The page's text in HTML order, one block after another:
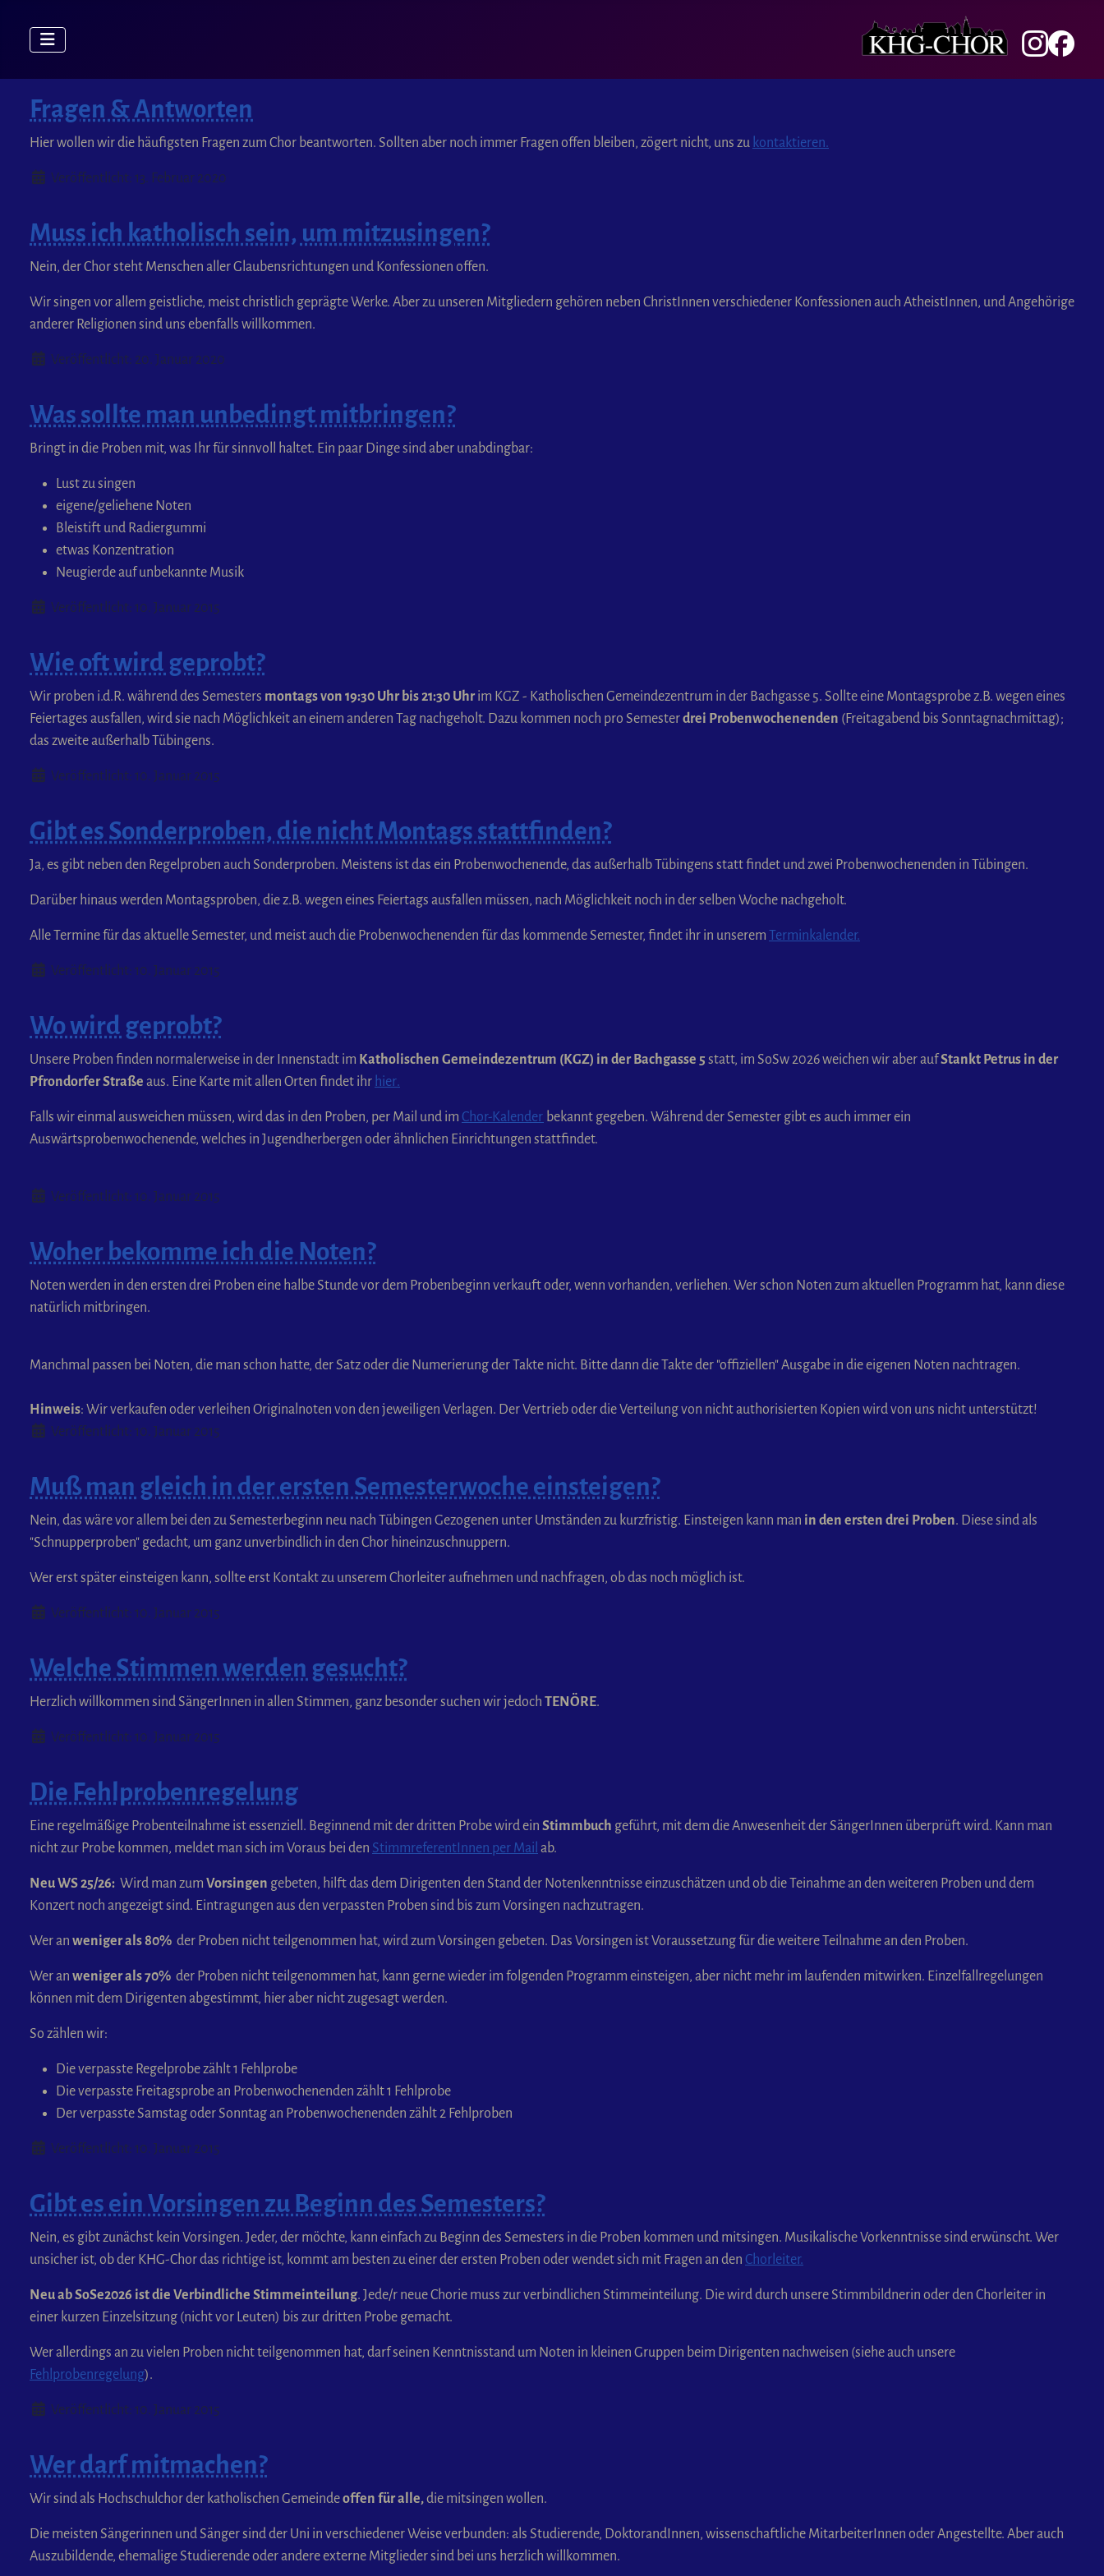
Fragen & Antworten
Hier wollen wir die häufigsten Fragen zum Chor beantworten. Sollten aber noch immer Fragen offen bleiben, zögert nicht, uns zu kontaktieren.
DetailsVeröffentlicht: 13. Februar 2020
Muss ich katholisch sein, um mitzusingen?
Nein, der Chor steht Menschen aller Glaubensrichtungen und Konfessionen offen.
Wir singen vor allem geistliche, meist christlich geprägte Werke. Aber zu unseren Mitgliedern gehören neben ChristInnen verschiedener Konfessionen auch AtheistInnen, und Angehörige
anderer Religionen sind uns ebenfalls willkommen.
DetailsVeröffentlicht: 20. Januar 2020
Was sollte man unbedingt mitbringen?
Bringt in die Proben mit, was Ihr für sinnvoll haltet. Ein paar Dinge sind aber unabdingbar:
Lust zu singen
eigene/geliehene Noten
Bleistift und Radiergummi
etwas Konzentration
Neugierde auf unbekannte Musik
DetailsVeröffentlicht: 10. Januar 2015
Wie oft wird geprobt?
Wir proben i.d.R. während des Semesters montags von 19:30 Uhr bis 21:30 Uhrim KGZ - Katholischen Gemeindezentrum in der Bachgasse 5. Sollte eine Montagsprobe z.B. wegen eines
Feiertages ausfallen, wird sie nach Möglichkeit an einem anderen Tag nachgeholt. Dazu kommen noch pro Semesterdrei Probenwochenenden (Freitagabend bis Sonntagnachmittag);
das zweite außerhalb Tübingens.
DetailsVeröffentlicht: 10. Januar 2015
Gibt es Sonderproben, die nicht Montags stattfinden?
Ja, es gibt neben den Regelproben auch Sonderproben. Meistens ist das ein Probenwochenende, das außerhalb Tübingens statt findet und zwei Probenwochenenden in Tübingen.
Darüber hinaus werden Montagsproben, die z.B. wegen eines Feiertags ausfallen müssen, nach Möglichkeit noch in der selben Woche nachgeholt.
Alle Termine für das aktuelle Semester, und meist auch die Probenwochenenden für das kommende Semester, findet ihr in unserem Terminkalender.
DetailsVeröffentlicht: 10. Januar 2015
Wo wird geprobt?
Unsere Proben finden normalerweise in der Innenstadt im Katholischen Gemeindezentrum (KGZ) in der Bachgasse 5 statt, im SoSw 2026 weichen wir aber aufStankt Petrus in der
Pfrondorfer Straße aus. Eine Karte mit allen Orten findet ihr hier.
Falls wir einmal ausweichen müssen, wird das in den Proben, per Mail und im Chor-Kalender bekannt gegeben. Während der Semester gibt es auch immer ein
Auswärtsprobenwochenende, welches in Jugendherbergen oder ähnlichen Einrichtungen stattfindet.
DetailsVeröffentlicht: 10. Januar 2015
Woher bekomme ich die Noten?
Noten werden in den ersten drei Proben eine halbe Stunde vor dem Probenbeginn verkauft oder, wenn vorhanden, verliehen. Wer schon Noten zum aktuellen Programm hat, kann diese
natürlich mitbringen.
Manchmal passen bei Noten, die man schon hatte, der Satz oder die Numerierung der Takte nicht. Bitte dann die Takte der "offiziellen" Ausgabe in die eigenen Noten nachtragen.
Hinweis: Wir verkaufen oder verleihen Originalnoten von den jeweiligen Verlagen. Der Vertrieb oder die Verteilung von nicht authorisierten Kopien wird von uns nicht unterstützt!
DetailsVeröffentlicht: 10. Januar 2015
Muß man gleich in der ersten Semesterwoche einsteigen?
Nein, das wäre vor allem bei den zu Semesterbeginn neu nach Tübingen Gezogenen unter Umständen zu kurzfristig. Einsteigen kann man in den ersten drei Proben. Diese sind als
"Schnupperproben" gedacht, um ganz unverbindlich in den Chor hineinzuschnuppern.
Wer erst später einsteigen kann, sollte erst Kontakt zu unserem Chorleiter aufnehmen und nachfragen, ob das noch möglich ist.
DetailsVeröffentlicht: 10. Januar 2015
Welche Stimmen werden gesucht?
Herzlich willkommen sind SängerInnen in allen Stimmen, ganz besonder suchen wir jedoch TENÖRE.
DetailsVeröffentlicht: 10. Januar 2015
Die Fehlprobenregelung
Eine regelmäßige Probenteilnahme ist essenziell. Beginnend mit der dritten Probe wird ein Stimmbuch geführt, mit dem die Anwesenheit der SängerInnen überprüft wird. Kann man
nicht zur Probe kommen, meldet man sich im Voraus bei den StimmreferentInnen per Mail ab.
Neu WS 25/26: Wird man zum Vorsingen gebeten, hilft das dem Dirigenten den Stand der Notenkenntnisse einzuschätzen und ob die Teinahme an den weiteren Proben und dem
Konzert noch angezeigt sind. Eintragungen aus den verpassten Proben sind bis zum Vorsingen nachzutragen.
Wer an weniger als 80% der Proben nicht teilgenommen hat, wird zum Vorsingen gebeten. Das Vorsingen ist Voraussetzung für die weitere Teilnahme an den Proben.
Wer an weniger als 70% der Proben nicht teilgenommen hat, kann gerne wieder im folgenden Programm einsteigen, aber nicht mehr im laufenden mitwirken. Einzelfallregelungen
können mit dem Dirigenten abgestimmt, hier aber nicht zugesagt werden.
So zählen wir:
Die verpasste Regelprobe zählt 1 Fehlprobe
Die verpasste Freitagsprobe an Probenwochenenden zählt 1 Fehlprobe
Der verpasste Samstag oder Sonntag an Probenwochenenden zählt 2 Fehlproben
DetailsVeröffentlicht: 10. Januar 2015
Gibt es ein Vorsingen zu Beginn des Semesters?
Nein, es gibt zunächst kein Vorsingen. Jeder, der möchte, kann einfach zu Beginn des Semesters in die Proben kommen und mitsingen. Musikalische Vorkenntnisse sind erwünscht. Wer
unsicher ist, ob der KHG-Chor das richtige ist, kommt am besten zu einer der ersten Proben oder wendet sich mit Fragen an den Chorleiter.
Neu ab SoSe2026 ist die Verbindliche Stimmeinteilung. Jede/r neue Chorie muss zur verbindlichen Stimmeinteilung. Die wird durch unsere Stimmbildnerin oder den Chorleiter in
einer kurzen Einzelsitzung (nicht vor Leuten) bis zur dritten Probe gemacht.
Wer allerdings an zu vielen Proben nicht teilgenommen hat, darf seinen Kenntnisstand um Noten in kleinen Gruppen beim Dirigenten nachweisen (siehe auch unsere
Fehlprobenregelung).
DetailsVeröffentlicht: 10. Januar 2015
Wer darf mitmachen?
Wir sind als Hochschulchor der katholischen Gemeindeoffen für alle,die mitsingen wollen.
Die meisten Sängerinnen und Sänger sind der Uni in verschiedener Weise verbunden: als Studierende, DoktorandInnen, wissenschaftliche MitarbeiterInnen oder Angestellte. Aber auch
Auszubildende, ehemalige Studierende oder andere externe Mitglieder sind bei uns herzlich willkommen.